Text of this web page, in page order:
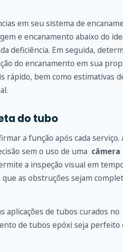
em seu sistema de
e encanamento abaixo do
deficiência. Em seguida,
do encanamento em sua
rápido, bem como estimativas
do tubo
a função após cada serviço.
sem o uso de uma
a inspeção visual em
as obstruções sejam
aplicações de tubos curados no
de tubos epóxi seja perfeito